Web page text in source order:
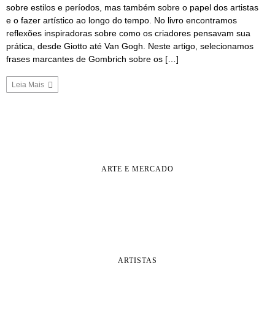
sobre estilos e períodos, mas também sobre o papel dos artistas
e o fazer artístico ao longo do tempo. No livro encontramos
reflexões inspiradoras sobre como os criadores pensavam sua
prática, desde Giotto até Van Gogh. Neste artigo, selecionamos
frases marcantes de Gombrich sobre os […]
Leia Mais
ARTE E MERCADO
ARTISTAS